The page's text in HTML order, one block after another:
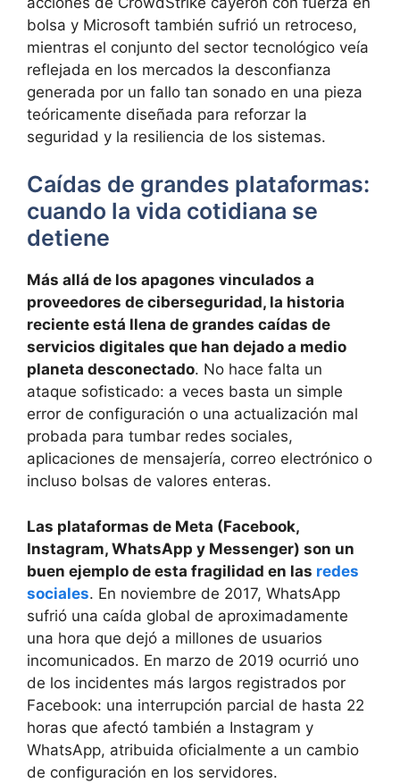
bolsa y Microsoft también sufrió un retroceso,
mientras el conjunto del sector tecnológico veía
reflejada en los mercados la desconfianza
generada por un fallo tan sonado en una pieza
teóricamente diseñada para reforzar la
seguridad y la resiliencia de los sistemas.
Caídas de grandes plataformas:
cuando la vida cotidiana se
detiene
Más allá de los apagones vinculados a
proveedores de ciberseguridad, la historia
reciente está llena de grandes caídas de
servicios digitales que han dejado a medio
planeta desconectado. No hace falta un
ataque sofisticado: a veces basta un simple
error de configuración o una actualización mal
probada para tumbar redes sociales,
aplicaciones de mensajería, correo electrónico o
incluso bolsas de valores enteras.
Las plataformas de Meta (Facebook,
Instagram, WhatsApp y Messenger) son un
buen ejemplo de esta fragilidad en las redes
sociales. En noviembre de 2017, WhatsApp
sufrió una caída global de aproximadamente
una hora que dejó a millones de usuarios
incomunicados. En marzo de 2019 ocurrió uno
de los incidentes más largos registrados por
Facebook: una interrupción parcial de hasta 22
horas que afectó también a Instagram y
WhatsApp, atribuida oficialmente a un cambio
de configuración en los servidores.